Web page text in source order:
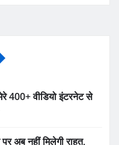
400+ वीडियो इंटरनेट से
अब नहीं मिलेगी राहत,